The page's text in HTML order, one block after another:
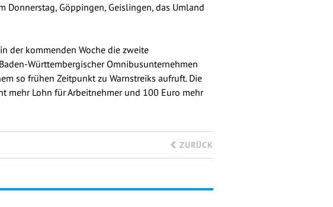
Donnerstag, Göppingen, Geislingen, das Umland
der kommenden Woche die zweite
Württembergischer Omnibusunternehmen
so frühen Zeitpunkt zu Warnstreiks aufruft. Die
mehr Lohn für Arbeitnehmer und 100 Euro mehr
ZURÜCK